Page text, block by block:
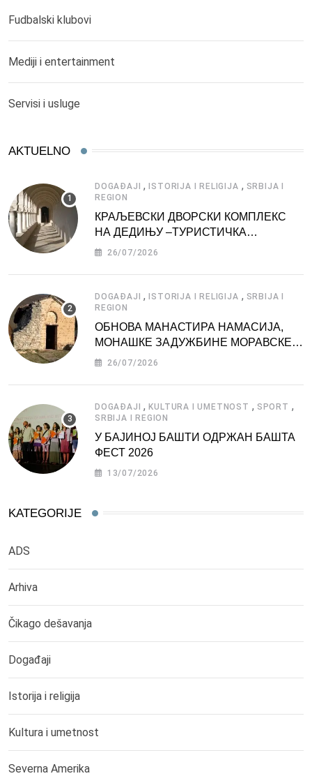
Fudbalski klubovi
Mediji i entertainment
Servisi i usluge
AKTUELNO
DOGAĐAJI ,ISTORIJA I RELIGIJA , SRBIJA I
REGION
КРАЉЕВСКИ ДВОРСКИ КОМПЛЕКС
НА ДЕДИЊУ –ТУРИСТИЧКА
АТРАКЦИЈА
26/07/2026
DOGAĐAJI ,ISTORIJA I RELIGIJA , SRBIJA I
REGION
ОБНОВА МАНАСТИРА НАМАСИЈА,
МОНАШКЕ ЗАДУЖБИНЕ МОРАВСКЕ
СРБИЈЕ
26/07/2026
DOGAĐAJI ,KULTURA I UMETNOST , SPORT ,
SRBIJA I REGION
У БАЈИНОЈ БАШТИ ОДРЖАН БАШТА
ФЕСТ 2026
13/07/2026
KATEGORIJE
ADS
Arhiva
Čikago dešavanja
Događaji
Istorija i religija
Kultura i umetnost
Severna Amerika